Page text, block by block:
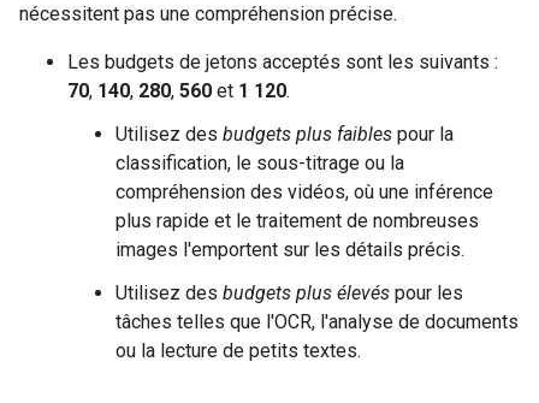
nécessitent pas une compréhension précise.
Les budgets de jetons acceptés sont les suivants :
70, 140, 280, 560 et 1 120.
Utilisez des budgets plus faibles pour la
classification, le sous-titrage ou la
compréhension des vidéos, où une inférence
plus rapide et le traitement de nombreuses
images l'emportent sur les détails précis.
Utilisez des budgets plus élevés pour les
tâches telles que l'OCR, l'analyse de documents
ou la lecture de petits textes.